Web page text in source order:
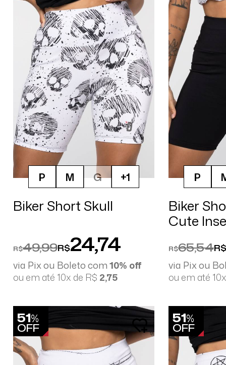
P M G +1
Biker Short Skull
R$49,99R$24,74
via Pix ou Boleto com10% off
ou em até 10x de R$ 2,75
P
Biker
Cute
R$65,54R$
via Pix ou
ou em até
51%
OFF
51%
OFF